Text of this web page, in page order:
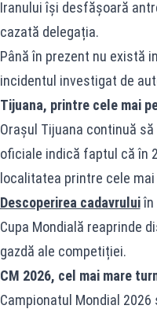
Iranului își desfășoară
cazată delegația.
Până în prezent nu există
incidentul investigat de
Tijuana, printre cele mai
Orașul Tijuana continuă
oficiale indică faptul că în
localitatea printre cele
Descoperirea cadavruluiîn
Cupa Mondială reaprinde
gazdă ale competiției.
CM 2026, cel mai mare
Campionatul Mondial